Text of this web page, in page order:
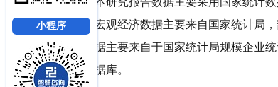
宏观经济数据主要来自国家统计局
据主要来自于国家统计局规模企业
据库。
小程序